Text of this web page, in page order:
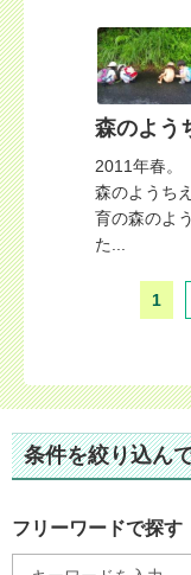
森のよう
2011年春。
森のようち
育の森のよ
た...
1
条件を絞り込ん
フリーワードで探す